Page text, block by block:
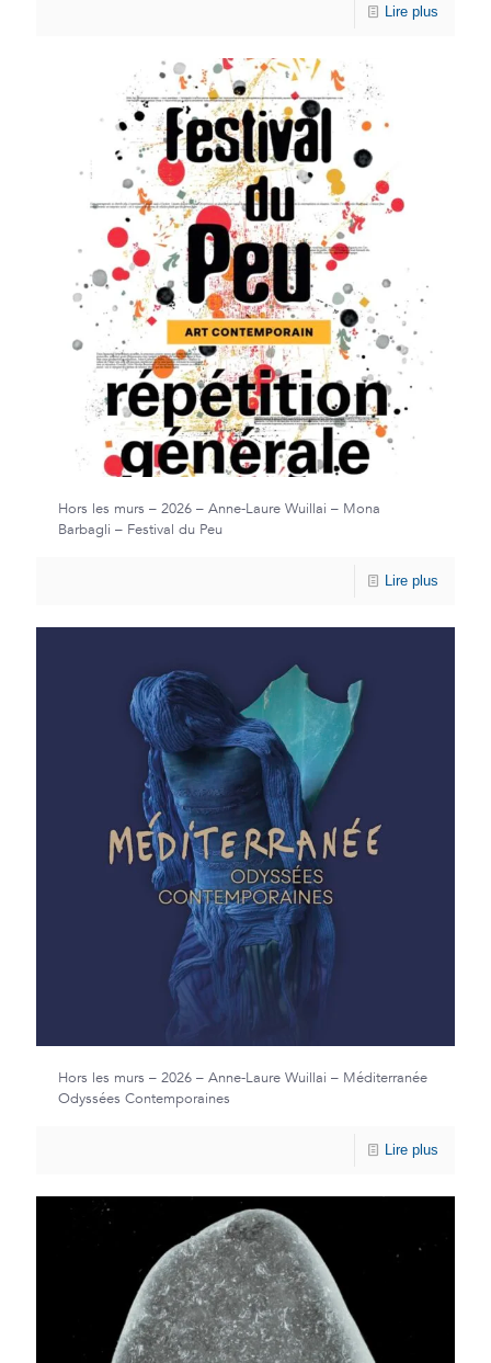
Lire plus
Hors les murs – 2026 – Anne-Laure Wuillai – Mona
Barbagli – Festival du Peu
Lire plus
Hors les murs – 2026 – Anne-Laure Wuillai – Méditerranée
Odyssées Contemporaines
Lire plus